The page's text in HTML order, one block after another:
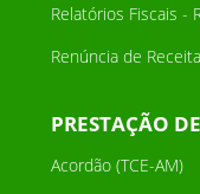
Relatórios Fiscais -
Renúncia de Receita
PRESTAÇÃO
Acordão (TCE-AM)